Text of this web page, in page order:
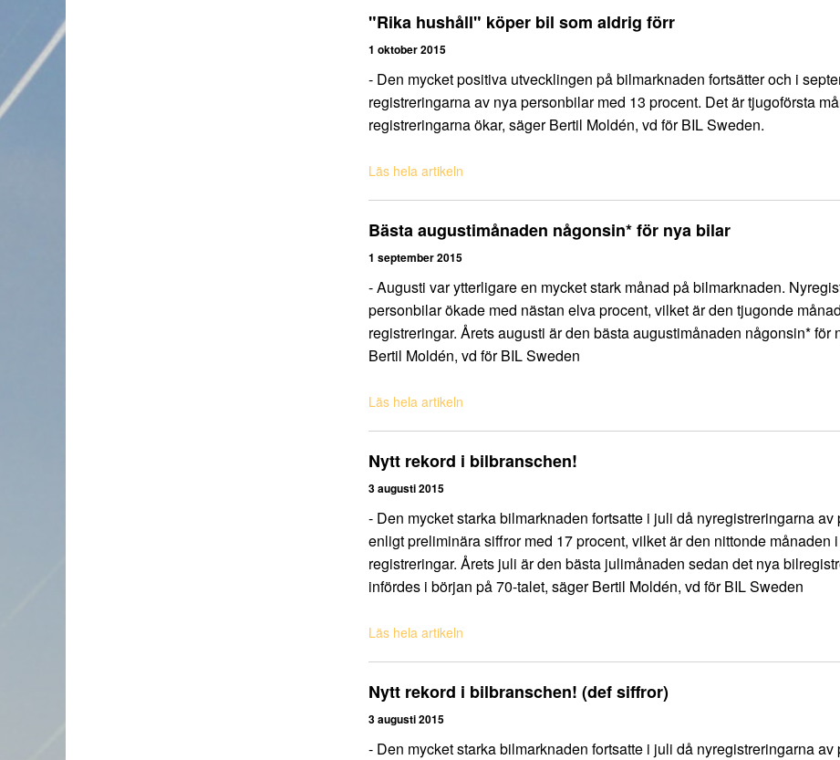
"Rika hushåll" köper bil som aldrig förr
1 oktober 2015
- Den mycket positiva utvecklingen på bilmarknaden fortsätter och i
registreringarna av nya personbilar med 13 procent. Det är tjugoförsta
registreringarna ökar, säger Bertil Moldén, vd för BIL Sweden.
Läs hela artikeln
Bästa augustimånaden någonsin* för nya bilar
1 september 2015
- Augusti var ytterligare en mycket stark månad på bilmarknaden.
personbilar ökade med nästan elva procent, vilket är den tjugonde
registreringar. Årets augusti är den bästa augustimånaden någonsin* för
Bertil Moldén, vd för BIL Sweden
Läs hela artikeln
Nytt rekord i bilbranschen!
3 augusti 2015
- Den mycket starka bilmarknaden fortsatte i juli då nyregistreringarna
enligt preliminära siffror med 17 procent, vilket är den nittonde månaden
registreringar. Årets juli är den bästa julimånaden sedan det nya
infördes i början på 70-talet, säger Bertil Moldén, vd för BIL Sweden
Läs hela artikeln
Nytt rekord i bilbranschen! (def siffror)
3 augusti 2015
- Den mycket starka bilmarknaden fortsatte i juli då nyregistreringarna